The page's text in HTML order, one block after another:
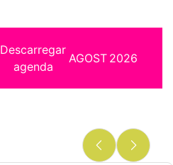
Descarregar
agenda
AGOST 2026